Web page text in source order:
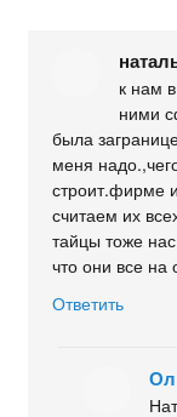
к нам
ними
была
меня
строит.фирме
считаем их
тайцы тоже
что они все на
Ответить